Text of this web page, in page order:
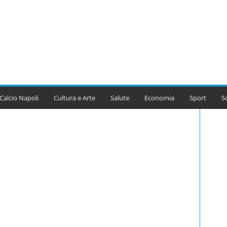
Calcio Napoli Cultura e Arte Salute Economia Sport